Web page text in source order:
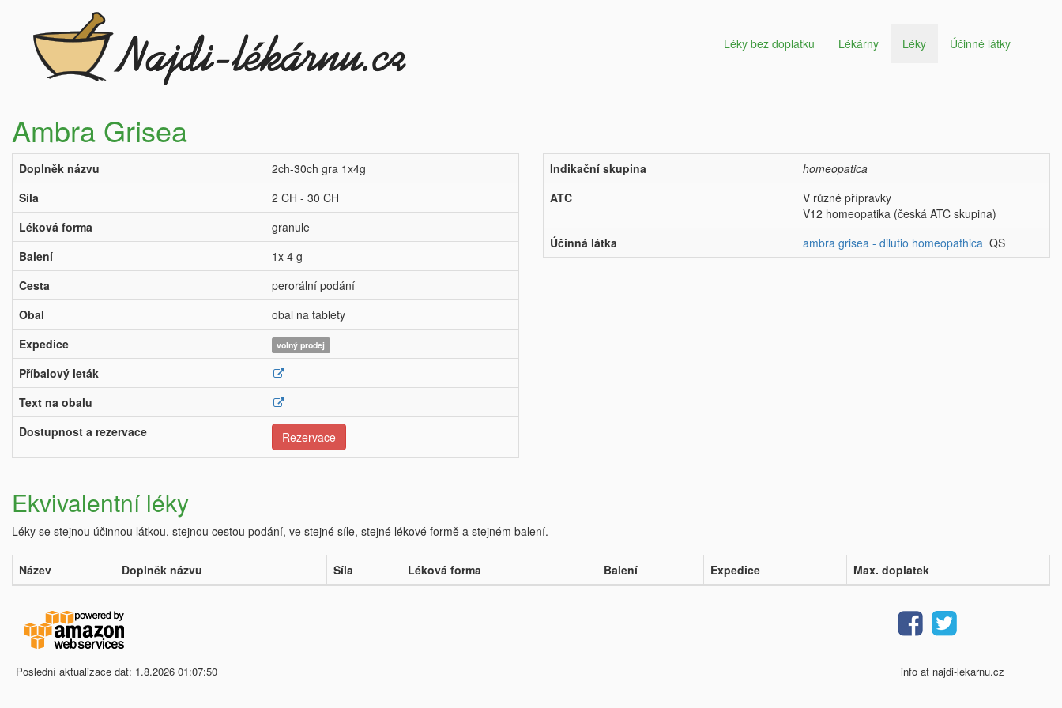
Léky bez doplatku Lékárny Léky Účinné látky
Ambra Grisea
Doplněk názvu
2ch-30ch gra 1x4g
Síla
2 CH - 30 CH
Léková forma
granule
Balení
1x 4 g
Cesta
perorální podání
Obal
obal na tablety
Expedice
volný prodej
Příbalový leták
Text na obalu
Dostupnost a rezervace
Rezervace
Indikační skupina
homeopatica
ATC
V různé přípravky
V12 homeopatika (česká ATC skupina)
Účinná látka
ambra grisea - dilutio homeopathica QS
Ekvivalentní léky
Léky se stejnou účinnou látkou, stejnou cestou podání, ve stejné síle, stejné lékové formě a stejném balení.
Název Doplněk názvu Síla Léková forma Balení Expedice Max. doplatek
Poslední aktualizace dat: 1.8.2026 01:07:50 info at najdi-lekarnu.cz